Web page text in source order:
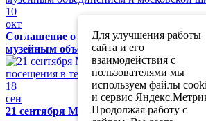
10
окт
Соглашение о сотрудничестве
музейным объединением и
18
сен
21 сентября Музей обороны Тулы
Для улучшения работы
сайта и его
взаимодействия с
пользователями мы
используем файлы
и сервис
Продолжая работу с